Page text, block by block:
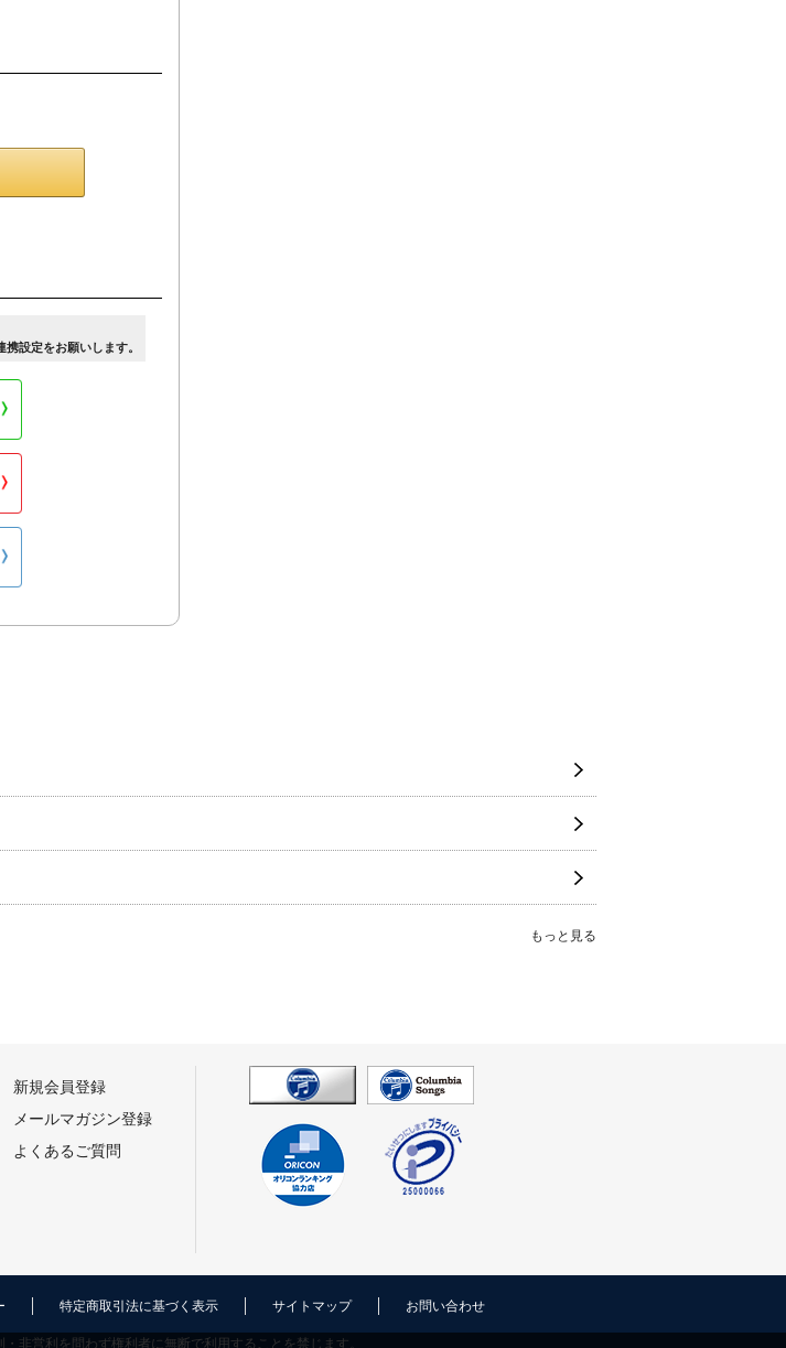
設定をお願いします。
もっと見る
新規会員登録
メールマガジン登録
よくあるご質問
特定商取引法に基づく表示 サイトマップ お問い合わせ
非営利を問わず権利者に無断で利用することを禁じます。